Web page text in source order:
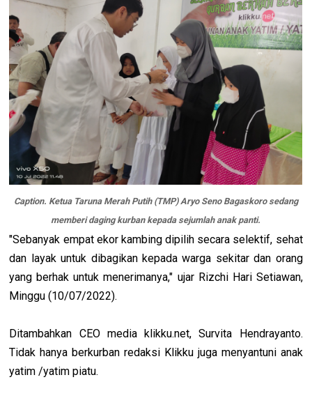
Caption. Ketua Taruna Merah Putih (TMP) Aryo Seno Bagaskoro sedang
memberi daging kurban kepada sejumlah anak panti.
"Sebanyak empat ekor kambing dipilih secara selektif, sehat
dan layak untuk dibagikan kepada warga sekitar dan orang
yang berhak untuk menerimanya," ujar Rizchi Hari Setiawan,
Minggu (10/07/2022).
Ditambahkan CEO media klikku.net, Survita Hendrayanto.
Tidak hanya berkurban redaksi Klikku juga menyantuni anak
yatim /yatim piatu.